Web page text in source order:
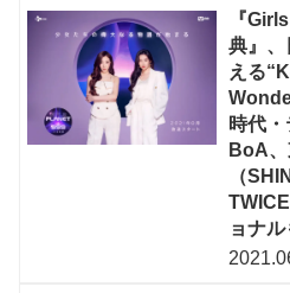
『
典』、
える
時代・
BoA
（
ョナ